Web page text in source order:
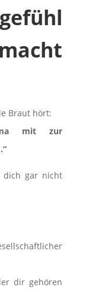
Braut hört:
mit zur
dich gar nicht
dir gehören